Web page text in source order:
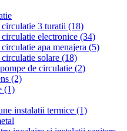
circulatie 3 turatii (18)
circulatie electronice (34)
apa menajera (5)
solare (18)
de circulatie (2)
(2)
(1)
instalatii termice (1)